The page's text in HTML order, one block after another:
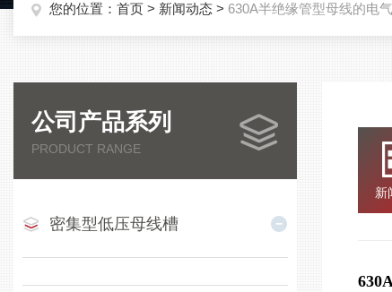
您的位置： 首页 > 新闻动态 > 630A半绝缘管型母线的电
公司产品系列
PRODUCT RANGE
密集型低压母线槽
新